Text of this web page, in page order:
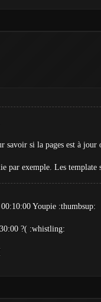
savoir si la pages est à
par exemple. Les
Youpie :thumbsup:
?( :whistling: